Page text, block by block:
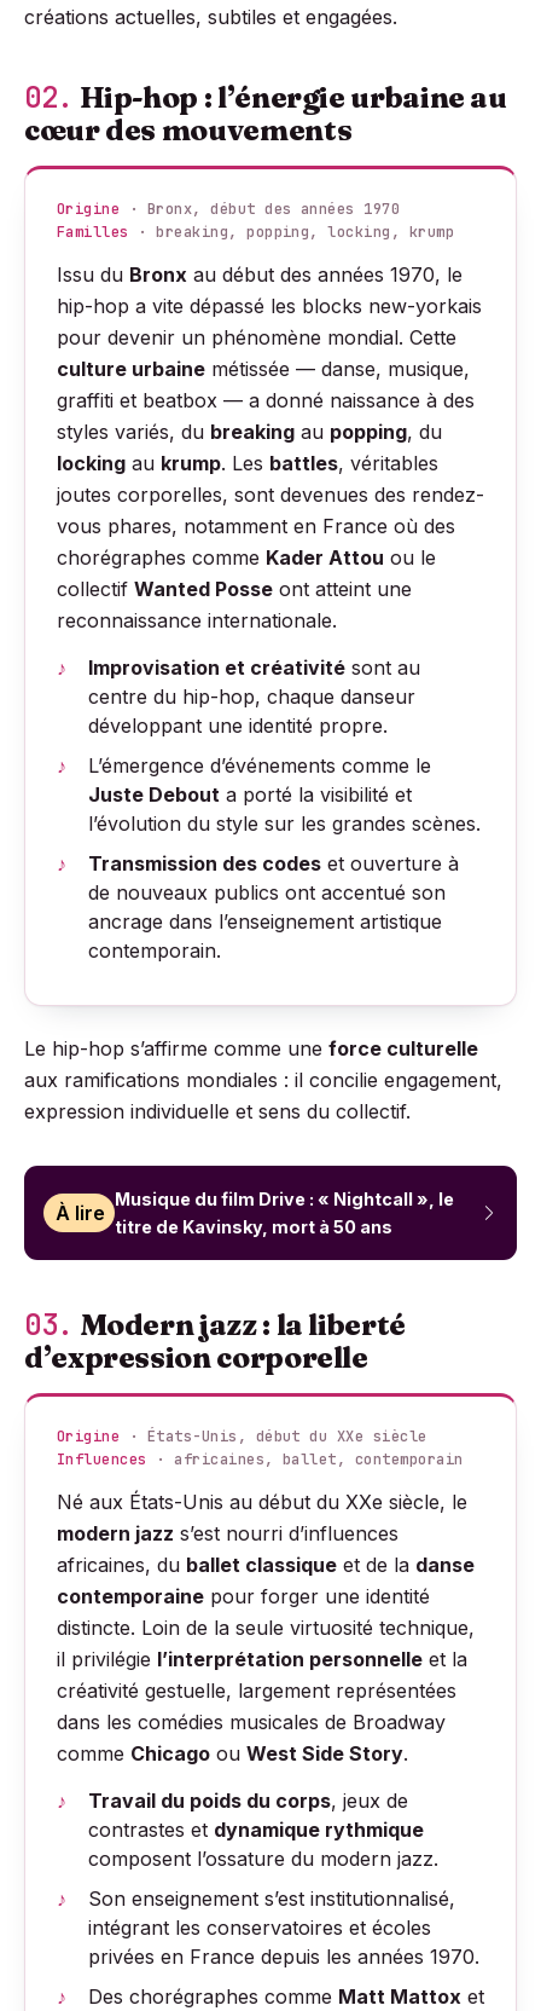
créations actuelles, subtiles et engagées.
02. Hip-hop : l’énergie urbaine au
cœur des mouvements
Origine · Bronx, début des années 1970
Familles
· breaking, popping, locking, krump
Issu du Bronx au début des années 1970, le
hip-hop a vite dépassé les blocks new-yorkais
pour devenir un phénomène mondial. Cette
culture urbaine métissée — danse, musique,
graffiti et beatbox — a donné naissance à des
styles variés, du breaking au popping, du
locking au krump. Les battles, véritables
joutes corporelles, sont devenues des rendez-
vous phares, notamment en France où des
chorégraphes comme Kader Attou ou le
collectif Wanted Posse ont atteint une
reconnaissance internationale.
Improvisation et créativité sont au
centre du hip-hop, chaque danseur
développant une identité propre.
L’émergence d’événements comme le
Juste Debout a porté la visibilité et
l’évolution du style sur les grandes scènes.
Transmission des codes et ouverture à
de nouveaux publics ont accentué son
ancrage dans l’enseignement artistique
contemporain.
Le hip-hop s’affirme comme une force culturelle
aux ramifications mondiales : il concilie engagement,
expression individuelle et sens du collectif.
À lire
Musique du film Drive : « Nightcall », le
titre de Kavinsky, mort à 50 ans
03. Modern jazz : la liberté
d’expression corporelle
Origine · États-Unis, début du XXe siècle
Influences
· africaines, ballet, contemporain
Né aux États-Unis au début du XXe siècle, le
modern jazz s’est nourri d’influences
africaines, du ballet classique et de la danse
contemporaine pour forger une identité
distincte. Loin de la seule virtuosité technique,
il privilégie l’interprétation personnelle et la
créativité gestuelle, largement représentées
dans les comédies musicales de Broadway
comme Chicago ou West Side Story.
Travail du poids du corps, jeux de
contrastes et dynamique rythmique
composent l’ossature du modern jazz.
Son enseignement s’est institutionnalisé,
intégrant les conservatoires et écoles
privées en France depuis les années 1970.
Des chorégraphes comme Matt Mattox et